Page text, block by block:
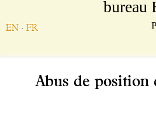
EN · FR
Abus de position